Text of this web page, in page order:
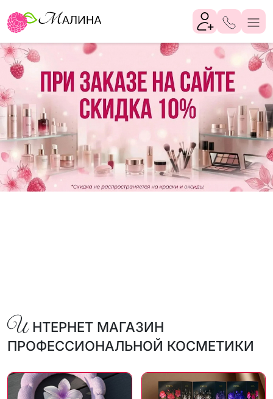
И НТЕРНЕТ МАГАЗИН
ПРОФЕССИОНАЛЬНОЙ КОСМЕТИКИ